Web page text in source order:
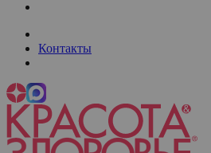
Контакты